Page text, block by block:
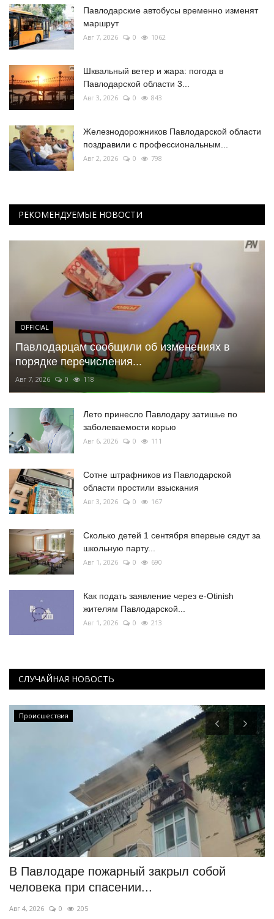
Павлодарские автобусы временно изменят
маршрут
Авг 7, 2026 0 1062
Шквальный ветер и жара: погода в
Павлодарской области 3...
Авг 3, 2026 0 843
Железнодорожников Павлодарской области
поздравили с профессиональным...
Авг 2, 2026 0 798
РЕКОМЕНДУЕМЫЕ НОВОСТИ
OFFICIAL
Павлодарцам сообщили об изменениях в
порядке перечисления...
Авг 7, 2026 0 118
Лето принесло Павлодару затишье по
заболеваемости корью
Авг 6, 2026 0 111
Сотне штрафников из Павлодарской
области простили взыскания
Авг 3, 2026 0 167
Сколько детей 1 сентября впервые сядут за
школьную парту...
Авг 1, 2026 0 690
Как подать заявление через e-Otinish
жителям Павлодарской...
Авг 1, 2026 0 213
СЛУЧАЙНАЯ НОВОСТЬ
Происшествия
В Павлодаре пожарный закрыл собой
человека при спасении...
Авг 4, 2026 0 205